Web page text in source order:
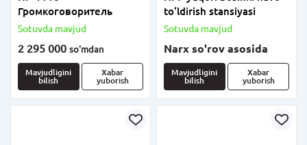
Громкоговоритель
Sotuvda mavjud
2 295 000 so'mdan
Mavjudligini
bilish
Xabar
yuborish
to‘ldirish stansiyasi
Sotuvda mavjud
Narx so'rov asosida
Mavjudligini
bilish
Xabar
yuborish